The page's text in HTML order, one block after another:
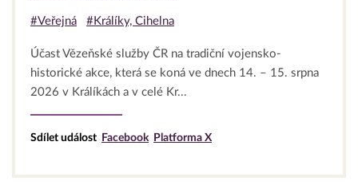
#Veřejná #Králíky, Cihelna
Účast Vězeňské služby ČR na tradiční vojensko-
historické akce, která se koná ve dnech 14. – 15. srpna
2026 v Králíkách a v celé Kr...
Sdílet událost Facebook Platforma X